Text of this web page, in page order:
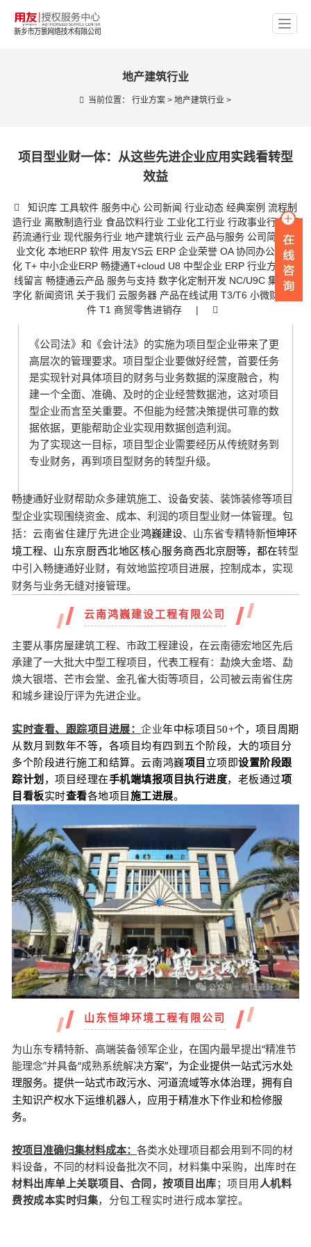
地产建筑行业
当前位置：行业方案 >地产建筑行业 >
项目型业财一体：从这些先进企业应用实践看转型
效益
知识库 工具软件 服务中心 公司新闻 行业动态 经典案例 流程制
造行业 离散制造行业 食品饮料行业 工业化工行业 行政事业行业 医
药流通行业 现代服务行业 地产建筑行业 云产品与服务 公司简介 企
业文化 本地ERP 软件 用友YS云 ERP 企业荣誉 OA 协同办公数字
化 T+ 中小企业ERP 畅捷通T+cloud U8 中型企业 ERP 行业方案 在
线留言 畅捷通云产品 服务与支持 数字化定制开发 NC/U9C 集团数
字化 新闻资讯 关于我们 云服务器 产品在线试用 T3/T6 小微财务软
件 T1 商贸零售进销存 |
《公司法》和《会计法》的实施为项目型企业带来了更
高层次的管理要求。项目型企业要做好经营，首要任务
是实现针对具体项目的财务与业务数据的深度融合，构
建一个全面、准确、及时的企业经营数据池，这对项目
型企业而言至关重要。不但能为经营决策提供可靠的数
据依据，更能帮助企业实现用数据创造利润。
为了实现这一目标，项目型企业需要经历从传统财务到
专业财务，再到项目型财务的转型升级。
畅捷通好业财帮助众多建筑施工、设备安装、装饰装修等项目
型企业实现围绕资金、成本、利润的项目型业财一体管理。包
括：云南省住建厅先进企业鸿巍建设、山东省专精特新恒坤环
境工程、 山东京厨西北地区核心服务商西北京厨等，都在转型
中引入畅捷通好业财，有效地监控项目进展，控制成本，实现
财务与业务无缝对接管理。
云南鸿巍建设工程有限公司
主要从事房屋建筑工程、市政工程建设，在云南德宏地区先后
承建了一大批大中型工程项目，代表工程有：勐焕大金塔、勐
焕大银塔、芒市会堂、金孔雀大街等项目，公司被云南省住房
和城乡建设厅评为先进企业。
实时查看、跟踪项目进展：企业年中标项目50+个，项目周期
从数月到数年不等，各项目均有四到五个阶段，大的项目分
多个阶段进行施工和结算。云南鸿巍项目 立项即设置阶段跟
踪计划 ，项目经理在手机端填报项目执行进度，老板通过项
目看板实时查看各地项目 施工进展。
山东恒坤环境工程有限公司
为山东专精特新、高端装备领军企业，在国内最早提出“精准节
能理念”并具备“成熟系统解决方案”，为企业提供一站式污水处
理服务。提供一站式市政污水、河道流域等水体治理，拥有自
主知识产权水下运维机器人，应用于精准水下作业和检修服
务。
按项目准确归集材料成本：各类水处理项目都会用到不同的材
料设备，不同的材料设备批次不同，材料集中采购，出库时在
材料出库单上关联项目、合同，按项目出库；项目用人机料
费按成本实时归集，分包工程实时进行成本掌控。